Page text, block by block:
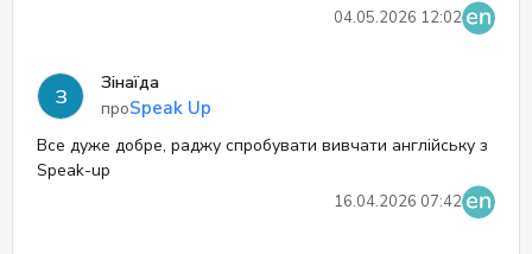
04.05.2026 12:02
З
Зінаїда
проSpeak Up
16.04.2026 07:42
Все дуже добре, раджу спробувати вивчати англійську з
Speak-up